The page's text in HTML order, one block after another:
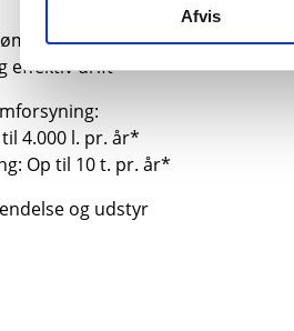
Afvis
til elektriske systemer
effektiv drift
4.000 l. pr. år*
Op til 10 t. pr. år*
og udstyr